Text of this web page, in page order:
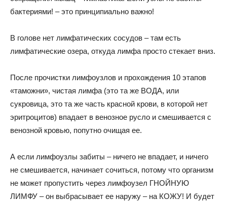
бактериями! – это принципиально важно!
В голове нет лимфатических сосудов – там есть
лимфатические озера, откуда лимфа просто стекает вниз.
После прочистки лимфоузлов и прохождения 10 этапов
«таможни», чистая лимфа (это та же ВОДА, или
сукровица, это та же часть красной крови, в которой нет
эритроцитов) впадает в венозное русло и смешивается с
венозной кровью, попутно очищая ее.
А если лимфоузлы забиты – ничего не впадает, и ничего
не смешивается, начинает сочиться, потому что организм
не может пропустить через лимфоузел ГНОЙНУЮ
ЛИМФУ – он выбрасывает ее наружу – на КОЖУ! И будет